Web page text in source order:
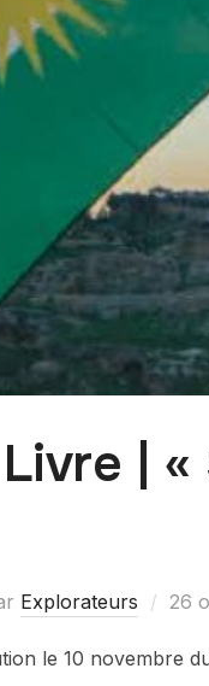
Livre |
Explorateurs 26
le 10 novembre